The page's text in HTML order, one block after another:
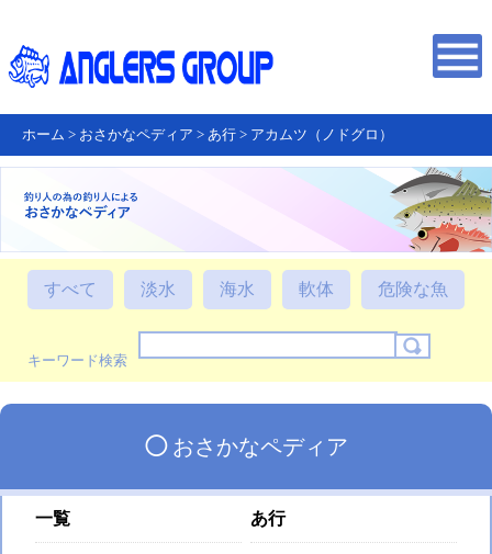
ホーム > おさかなペディア > あ行 > アカムツ（ノドグロ）
すべて 淡水 海水 軟体 危険な魚
キーワード検索
◯おさかなペディア
一覧 あ行